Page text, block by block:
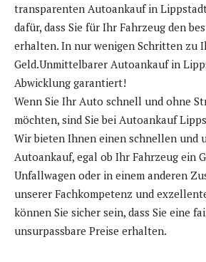
transparenten Autoankauf in
dafür, dass Sie für Ihr Fahrzeug den
erhalten. In nur wenigen Schritten zu
Geld.Unmittelbarer Autoankauf in
Abwicklung garantiert!
Wenn Sie Ihr Auto schnell und ohne
möchten, sind Sie bei Autoankauf
Wir bieten Ihnen einen schnellen und
Autoankauf, egal ob Ihr Fahrzeug ein
Unfallwagen oder in einem anderen
unserer Fachkompetenz und
können Sie sicher sein, dass Sie eine
unsurpassbare Preise erhalten.